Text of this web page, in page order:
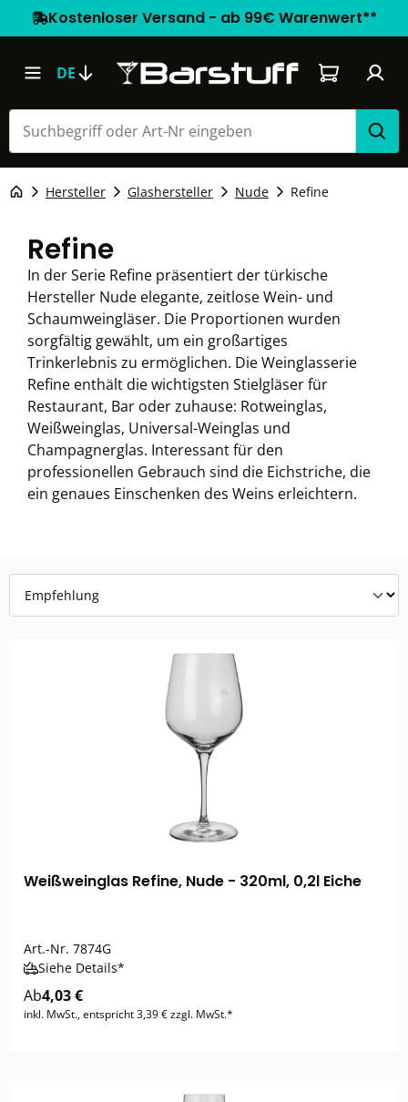
Kostenloser Versand - ab 99€ Warenwert**
DE Warenkorb
Hersteller Glashersteller Nude Refine
Refine
In der Serie Refine präsentiert der türkische
Hersteller Nude elegante, zeitlose Wein- und
Schaumweingläser. Die Proportionen wurden
sorgfältig gewählt, um ein großartiges
Trinkerlebnis zu ermöglichen. Die Weinglasserie
Refine enthält die wichtigsten Stielgläser für
Restaurant, Bar oder zuhause: Rotweinglas,
Weißweinglas, Universal-Weinglas und
Champagnerglas. Interessant für den
professionellen Gebrauch sind die Eichstriche, die
ein genaues Einschenken des Weins erleichtern.
Weißweinglas Refine, Nude - 320ml, 0,2l Eiche
Art.-Nr. 7874G
Siehe Details*
Ab4,03 €
inkl. MwSt., entspricht 3,39 € zzgl. MwSt.*